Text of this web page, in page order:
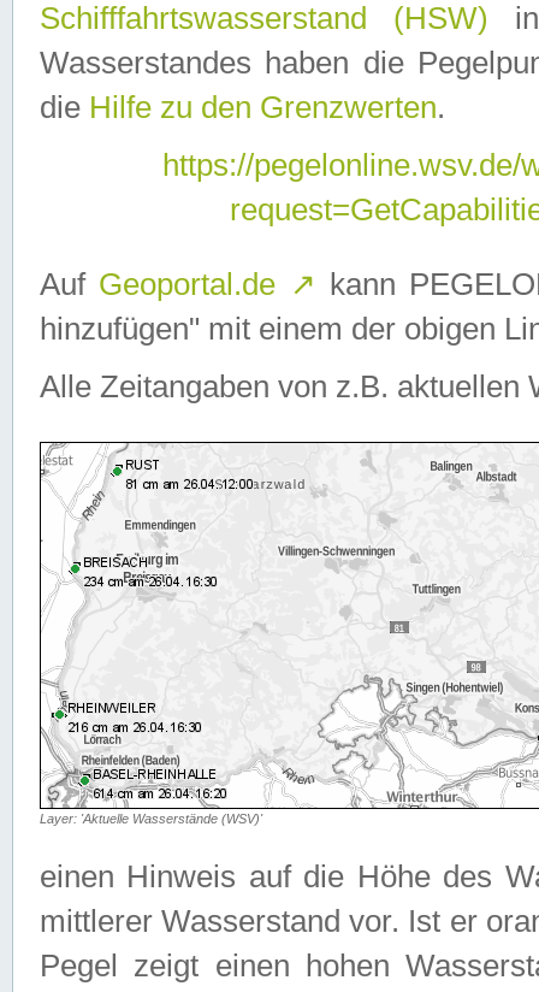
Schifffahrtswasserstand (HSW)
Wasserstandes haben die
die Hilfe zu den Grenzwerten.
https://
Auf Geoportal.de ↗ kann
hinzufügen" mit einem der obigen
Alle Zeitangaben von z.B. aktuellen
Layer: 'Aktuelle Wasserstände (WSV)'
einen Hinweis auf die Höhe des
mittlerer Wasserstand vor. Ist er
Pegel zeigt einen hohen